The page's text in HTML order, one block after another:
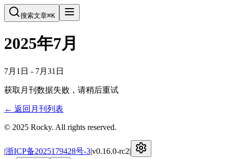
搜索文章⌘K
2025年7月
7月1日 - 7月31日
获取月刊数据失败，请稍后重试
← 返回月刊列表
© 2025 Rocky. All rights reserved.
|浙ICP备2025179428号-3|v0.16.0-rc2|